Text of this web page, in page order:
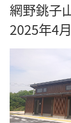
網野銚子
2025年4